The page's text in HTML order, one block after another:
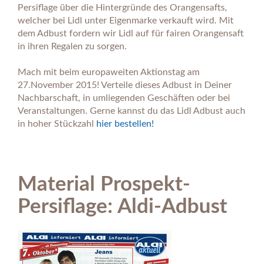
Persiflage über die Hintergründe des Orangensafts,
welcher bei Lidl unter Eigenmarke verkauft wird. Mit
dem Adbust fordern wir Lidl auf für fairen Orangensaft
in ihren Regalen zu sorgen.
Mach mit beim europaweiten Aktionstag am
27.November 2015! Verteile dieses Adbust in Deiner
Nachbarschaft, in umliegenden Geschäften oder bei
Veranstaltungen. Gerne kannst du das Lidl Adbust auch
in hoher Stückzahl
hier bestellen!
Material Prospekt-
Persiflage: Aldi-Adbust